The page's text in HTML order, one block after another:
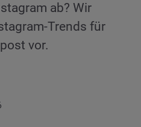
ab? Wir
Trends für
vor.